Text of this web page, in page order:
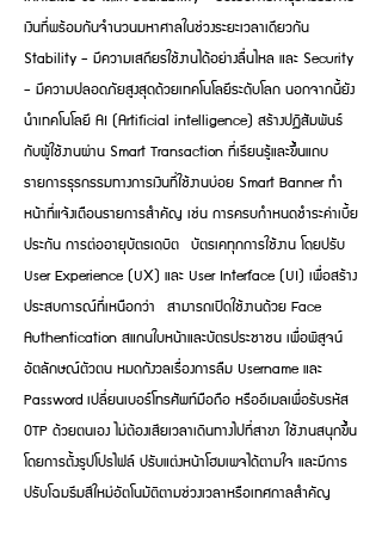
เงินที่พร้อมกันจำนวนมหาศาลในช่วงระยะเวลาเดียวกัน
Stability - มีความเสถียรใช้งานได้อย่างลื่นไหล และ Security
- มีความปลอดภัยสูงสุดด้วยเทคโนโลยีระดับโลก นอกจากนี้ยัง
นำเทคโนโลยี AI (Artificial intelligence) สร้างปฏิสัมพันธ์
กับผู้ใช้งานผ่าน Smart Transaction ที่เรียนรู้และขึ้นแถบ
รายการธุรกรรมทางการเงินที่ใช้งานบ่อย Smart Banner ทำ
หน้าที่แจ้งเตือนรายการสำคัญ เช่น การครบกำหนดชำระค่าเบี้ย
ประกัน การต่ออายุบัตรเดบิต บัตรเคทุกการใช้งาน โดยปรับ
User Experience (UX) และ User Interface (UI) เพื่อสร้าง
ประสบการณ์ที่เหนือกว่า สามารถเปิดใช้งานด้วย Face
Authentication สแกนใบหน้าและบัตรประชาชน เพื่อพิสูจน์
อัตลักษณ์ตัวตน หมดกังวลเรื่องการลืม Username และ
Password เปลี่ยนเบอร์โทรศัพท์มือถือ หรืออีเมลเพื่อรับรหัส
OTP ด้วยตนเอง ไม่ต้องเสียเวลาเดินทางไปที่สาขา ใช้งานสนุกขึ้น
โดยการตั้งรูปโปรไฟล์ ปรับแต่งหน้าโฮมเพจได้ตามใจ และมีการ
ปรับโฉมธีมสีใหม่อัตโนมัติตามช่วงเวลาหรือเทศกาลสำคัญ